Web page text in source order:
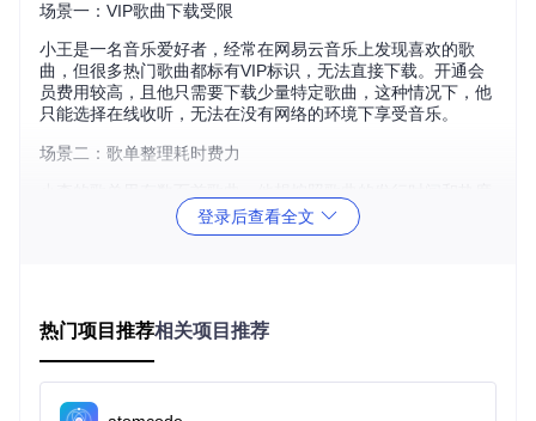
场景一：VIP歌曲下载受限
小王是一名音乐爱好者，经常在网易云音乐上发现喜欢的歌
曲，但很多热门歌曲都标有VIP标识，无法直接下载。开通会
员费用较高，且他只需要下载少量特定歌曲，这种情况下，他
只能选择在线收听，无法在没有网络的环境下享受音乐。
场景二：歌单整理耗时费力
进行排序，以便更好地管理和欣赏音乐。然而，网易云音乐网
页版的歌单管理功能有限，只能手动一首一首地操作，这让他
小张有大量本地音乐想要上传到网易云音乐云盘，以便在不同
登录后查看全文
热门项目推荐相关项目推荐